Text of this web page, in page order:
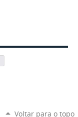
Voltar para o topo